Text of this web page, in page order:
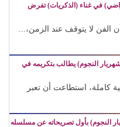
في غناء (الذكريات) تفرض
الفن لا يتوقف عند الزمن،...
النجوم) يطالب بتكريمه في
كاملة، استطاعت أن تعبر
النجوم) بأول تصريحاته عن مسلسله